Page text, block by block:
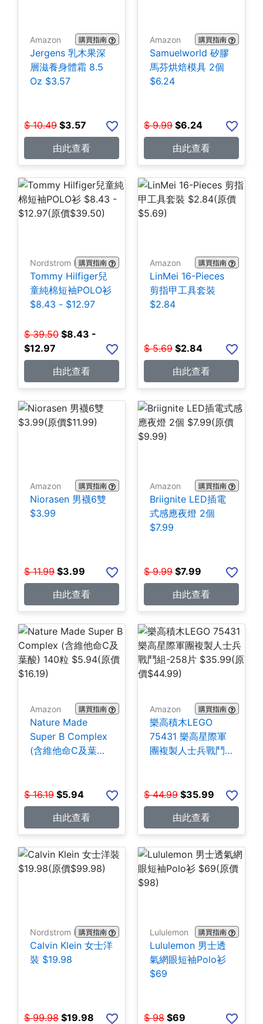
Amazon 購買指南
Jergens 乳木果深
層滋養身體霜 8.5
Oz $3.57
$ 10.49 $3.57
由此查看
Amazon 購買指南
Samuelworld 矽膠
馬芬烘焙模具 2個
$6.24
$ 9.99 $6.24
由此查看
Nordstrom Rack購買指南
Tommy Hilfiger兒
童純棉短袖POLO衫
$8.43 - $12.97
$ 39.50 $8.43 -
$12.97
由此查看
Amazon 購買指南
LinMei 16-Pieces
剪指甲工具套裝
$2.84
$ 5.69 $2.84
由此查看
Amazon 購買指南
Niorasen 男襪6雙
$3.99
$ 11.99 $3.99
由此查看
Amazon 購買指南
Briignite LED插電
式感應夜燈 2個
$7.99
$ 9.99 $7.99
由此查看
Amazon 購買指南
Nature Made
Super B Complex
(含維他命C及葉酸)
$ 16.19 $5.94
由此查看
Amazon 購買指南
樂高積木LEGO
75431 樂高星際軍
團複製人士兵戰鬥
$ 44.99 $35.99
由此查看
Nordstrom Rack購買指南
Calvin Klein 女士洋
裝 $19.98
$ 99.98 $19.98
Lululemon 購買指南
Lululemon 男士透
氣網眼短袖Polo衫
$69
$ 98 $69